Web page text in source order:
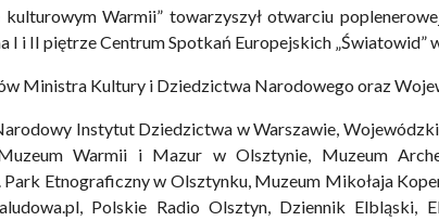
Warmii” towarzyszył otwarciu
I i II piętrze Centrum Spotkań Europejskich „Światowid”
Ministra Kultury i Dziedzictwa Narodowego oraz
Instytut Dziedzictwa w Warszawie,
Warmii i Mazur w Olsztynie, Muzeum
Etnograficzny w Olsztynku, Muzeum Mikołaja
Polskie ​Radio Olsztyn, Dziennik Elbląski,